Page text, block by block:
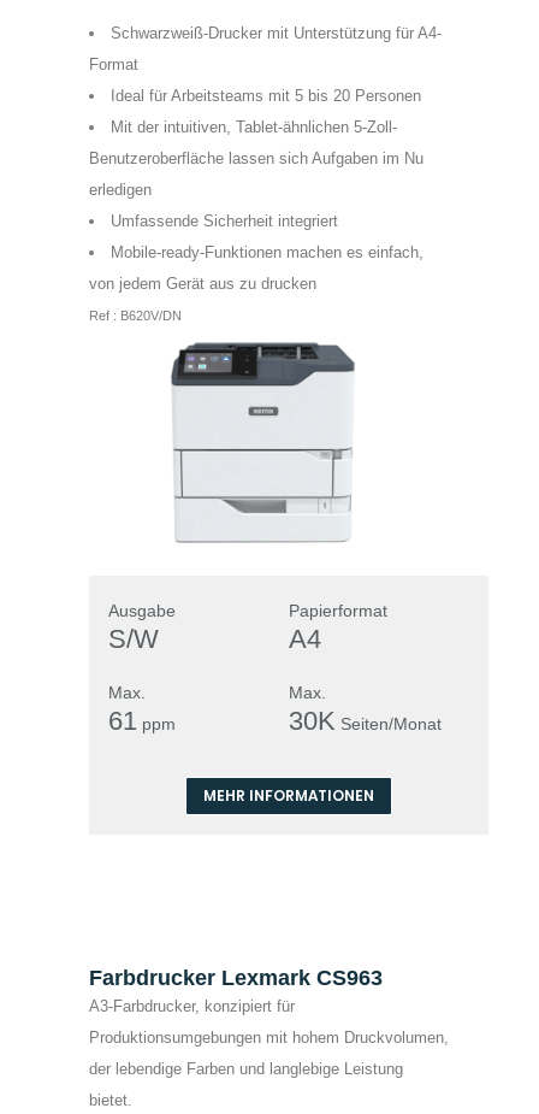
Schwarzweiß-Drucker mit Unterstützung für A4-
Format
Ideal für Arbeitsteams mit 5 bis 20 Personen
Mit der intuitiven, Tablet-ähnlichen 5-Zoll-
Benutzeroberfläche lassen sich Aufgaben im Nu
erledigen
Umfassende Sicherheit integriert
Mobile-ready-Funktionen machen es einfach,
von jedem Gerät aus zu drucken
Ref : B620V/DN
Ausgabe
S/W
Papierformat
A4
Max.
61 ppm
Max.
30K Seiten/Monat
MEHR INFORMATIONEN
Farbdrucker Lexmark CS963
A3-Farbdrucker, konzipiert für
Produktionsumgebungen mit hohem Druckvolumen,
der lebendige Farben und langlebige Leistung
bietet.